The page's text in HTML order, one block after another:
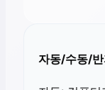
자동/수동/